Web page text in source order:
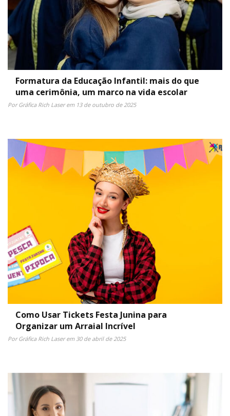
Formatura da Educação Infantil: mais do que
uma cerimônia, um marco na vida escolar
Por Gráfica Rich Laser em 13 de outubro de 2025
Como Usar Tickets Festa Junina para
Organizar um Arraial Incrível
Por Gráfica Rich Laser em 30 de abril de 2025